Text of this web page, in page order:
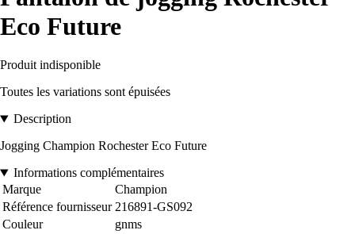
Eco Future
Produit indisponible
Toutes les variations sont épuisées
Description
Jogging Champion Rochester Eco Future
Informations complémentaires
Marque
Champion
Référence fournisseur 216891-GS092
Couleur
gnms